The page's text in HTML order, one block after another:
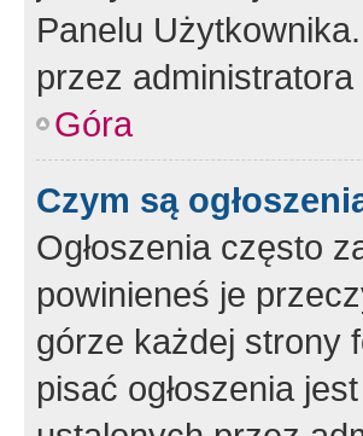
Panelu
przez administratora
Góra
Czym są
Ogłoszenia często
powinieneś je
górze każdej strony
pisać ogłoszenia